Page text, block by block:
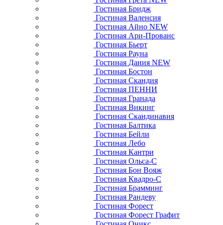
Гостиная Бридж
Гостиная Валенсия
Гостиная Айно NEW
Гостиная Ари-Прованс
Гостиная Бьерт
Гостиная Рауна
Гостиная Дания NEW
Гостиная Бостон
Гостиная Скандия
Гостиная ПЕННИ
Гостиная Гранада
Гостиная Викинг
Гостиная Скандинавия
Гостиная Балтика
Гостиная Бейли
Гостиная Лебо
Гостиная Кантри
Гостиная Ольса-С
Гостиная Бон Вояж
Гостиная Квадро-С
Гостиная Брамминг
Гостиная Рандеву
Гостиная Форест
Гостиная Форест Графит